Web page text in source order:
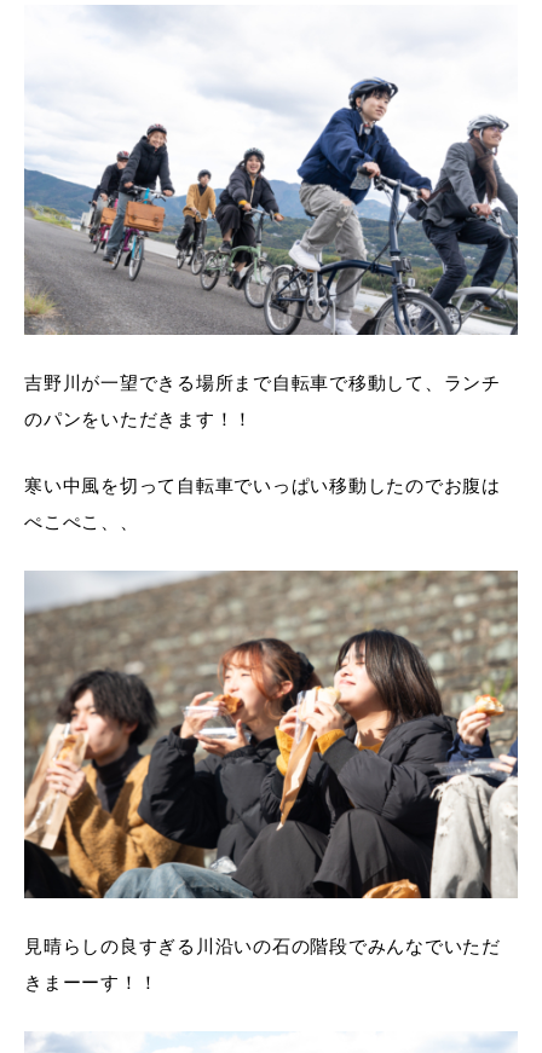
吉野川が一望できる場所まで自転車で移動して、ランチ
のパンをいただきます！！
寒い中風を切って自転車でいっぱい移動したのでお腹は
ぺこぺこ、、
見晴らしの良すぎる川沿いの石の階段でみんなでいただ
きまーーす！！